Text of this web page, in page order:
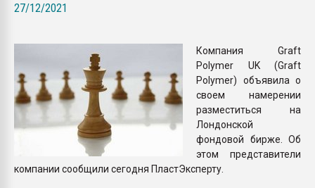
ПЕРЕЙТИ НА
27/12/2021
Компания Graft
Polymer UK (Graft
Polymer) объявила о
своем намерении
разместиться на
Лондонской
фондовой бирже. Об
этом представители
компании сообщили сегодня ПластЭксперту.